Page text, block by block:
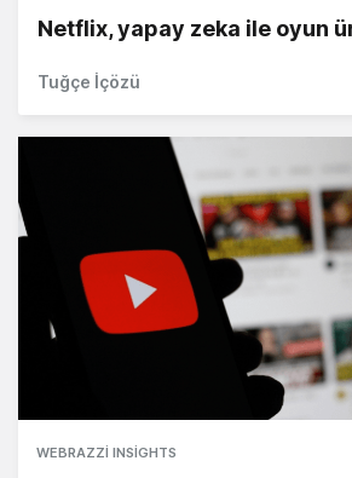
Netflix, yapay zeka ile oyun
Tuğçe İçözü
WEBRAZZI INSIGHTS